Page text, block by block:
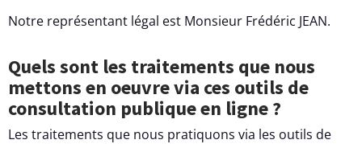
Notre représentant légal est Monsieur Frédéric JEAN.
Quels sont les traitements que nous
mettons en oeuvre via ces outils de
consultation publique en ligne ?
Les traitements que nous pratiquons via les outils de